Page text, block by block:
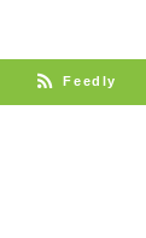
Feedly